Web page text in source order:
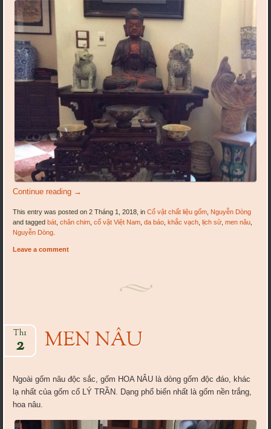
Continue reading →
This entry was posted on 2 Tháng 1, 2018, inCổ vật chất liệu gốm Nguyễn Dòng
and taggedbát ,chân chim ,cổ vật Việt Nam ,da báo ,khắc vạch ,lịch sử ,men nâu
Nguyễn Dòng
Leave a comment
MEN NÂU
Th1
2
Ngoài gốm nâu độc sắc, gốm HOA NÂU là dòng gốm độc đáo, khác
lạ nhất của gốm cổ LÝ TRẦN. Dạng phổ biến nhất là gốm nền trắng,
hoa nâu.